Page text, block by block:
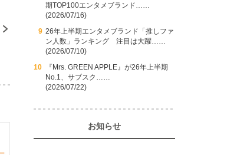
期TOP100エンタメブランド……
(2026/07/16)
26年上半期エンタメブランド「推しファ
ン人数」ランキング 注目は大躍……
(2026/07/10)
『Mrs. GREEN APPLE』が26年上半期
No.1、サブスク……
(2026/07/22)
お知らせ